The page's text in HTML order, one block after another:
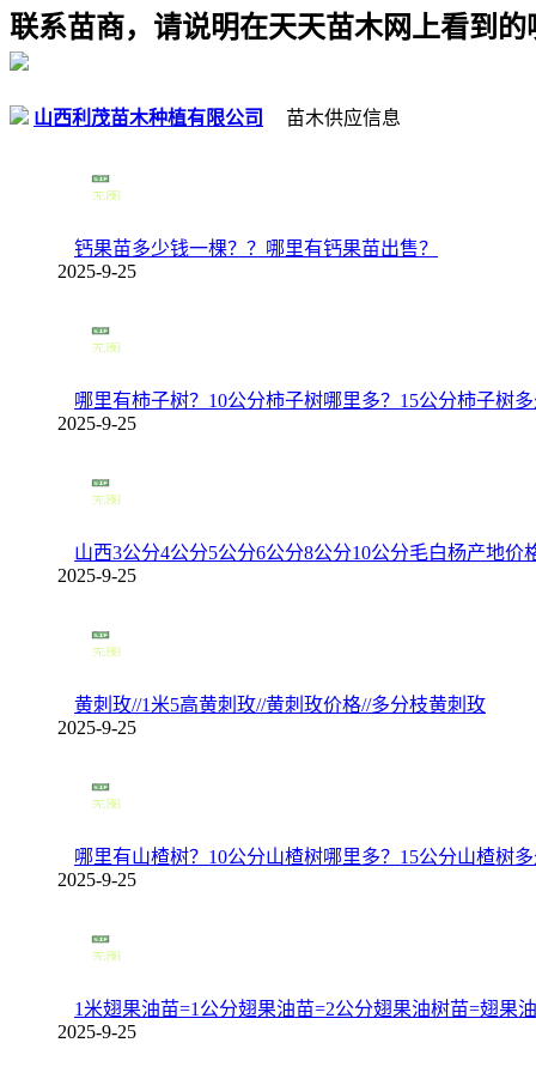
联系苗商，请说明在天天苗木网上看到的
山西利茂苗木种植有限公司 苗木供应信息
钙果苗多少钱一棵？？哪里有钙果苗出售？
2025-9-25
哪里有柿子树？10公分柿子树哪里多？15公分柿子树多
2025-9-25
山西3公分4公分5公分6公分8公分10公分毛白杨产地价
2025-9-25
黄刺玫//1米5高黄刺玫//黄刺玫价格//多分枝黄刺玫
2025-9-25
哪里有山楂树？10公分山楂树哪里多？15公分山楂树多
2025-9-25
1米翅果油苗=1公分翅果油苗=2公分翅果油树苗=翅果
2025-9-25